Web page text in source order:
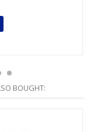
BOUGHT: